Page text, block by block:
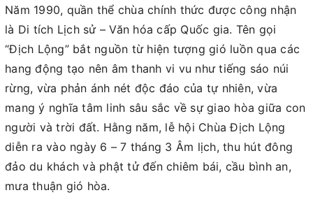
Năm 1990, quần thể chùa chính thức được công nhận
là Di tích Lịch sử – Văn hóa cấp Quốc gia. Tên gọi
“Địch Lộng” bắt nguồn từ hiện tượng gió luồn qua các
hang động tạo nên âm thanh vi vu như tiếng sáo núi
rừng, vừa phản ánh nét độc đáo của tự nhiên, vừa
mang ý nghĩa tâm linh sâu sắc về sự giao hòa giữa con
người và trời đất. Hằng năm, lễ hội Chùa Địch Lộng
diễn ra vào ngày 6 – 7 tháng 3 Âm lịch, thu hút đông
đảo du khách và phật tử đến chiêm bái, cầu bình an,
mưa thuận gió hòa.